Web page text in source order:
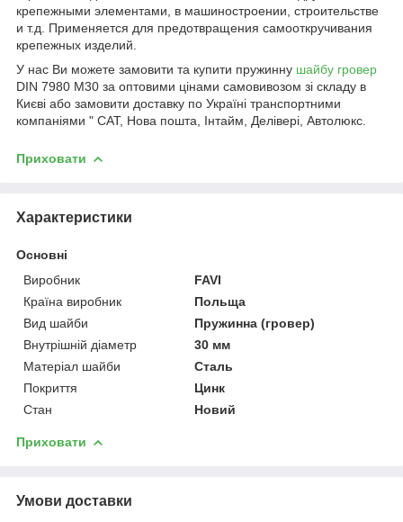
крепежными элементами, в машиностроении, строительстве
и т.д. Применяется для предотвращения самооткручивания
крепежных изделий.
У нас Ви можете замовити та купити пружинну шайбу гровер
DIN 7980 М30 за оптовими цінами самовивозом зі складу в
Києві або замовити доставку по Україні транспортними
компаніями " САТ, Нова пошта, Інтайм, Делівері, Автолюкс.
Приховати
Характеристики
Основні
Виробник
FAVI
Країна виробник
Польща
Вид шайби
Пружинна (гровер)
Внутрішній діаметр
30 мм
Матеріал шайби
Сталь
Покриття
Цинк
Стан
Новий
Приховати
Умови доставки